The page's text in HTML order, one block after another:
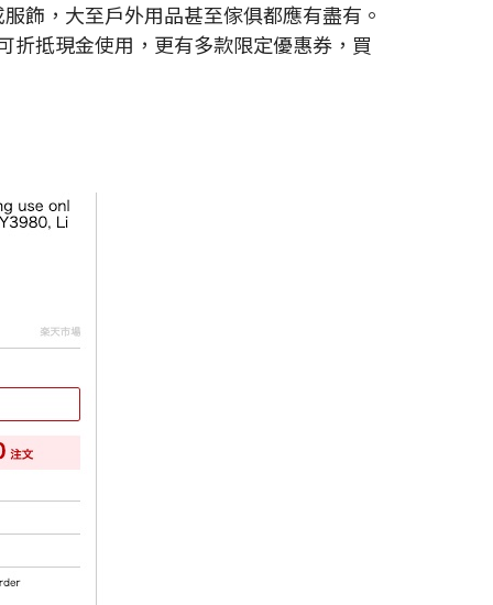
飾，大至戶外用品甚至傢俱都應有盡有。
折抵現金使用，更有多款限定優惠券，買